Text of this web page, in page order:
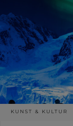
KUNST & KULTUR